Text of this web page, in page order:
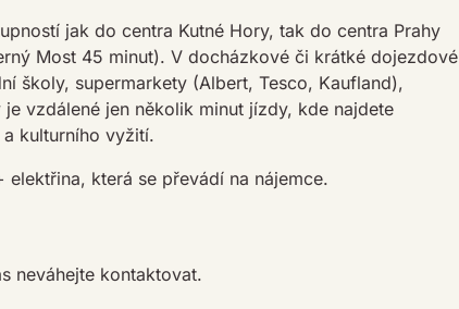
jak do centra Kutné Hory, tak do centra Prahy
Most 45 minut). V docházkové či krátké dojezdové
školy, supermarkety (Albert, Tesco, Kaufland),
vzdálené jen několik minut jízdy, kde najdete
kulturního vyžití.
která se převádí na nájemce.
neváhejte kontaktovat.